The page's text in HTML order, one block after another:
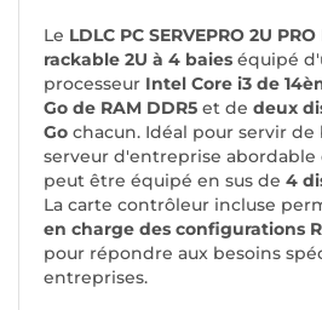
Le LDLC PC SERVEPRO 2U PRO
rackable 2U à 4 baies équipé
processeur Intel Core i3 de
Go de RAM DDR5 et de deux
Go chacun. Idéal pour servir de
serveur d'entreprise
peut être équipé en sus de 4
La carte contrôleur incluse
en charge des configurations
pour répondre aux besoins
entreprises.